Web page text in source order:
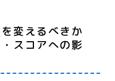
変えるべきか
スコアへの影